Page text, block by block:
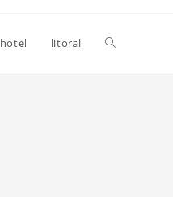
hotel litoral Alternar